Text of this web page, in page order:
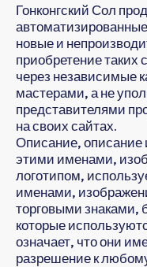
Гонконгский Сол
новые и
приобретение таких
через независимые
мастерами, а не
представителями
на своих сайтах.
Описание, описание
этими именами,
логотипом,
именами,
торговыми знаками,
которые
означает, что они
разрешение к